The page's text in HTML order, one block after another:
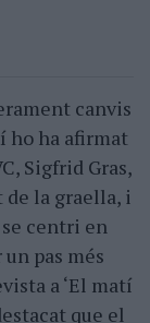
canvis
ho ha afirmat
Sigfrid Gras,
la graella, i
centri en
pas més
a ‘El matí
que el